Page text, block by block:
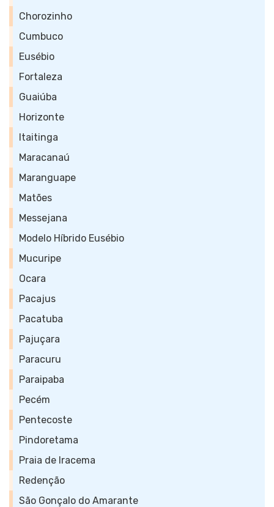
Chorozinho
Cumbuco
Eusébio
Fortaleza
Guaiúba
Horizonte
Itaitinga
Maracanaú
Maranguape
Matões
Messejana
Modelo Híbrido Eusébio
Mucuripe
Ocara
Pacajus
Pacatuba
Pajuçara
Paracuru
Paraipaba
Pecém
Pentecoste
Pindoretama
Praia de Iracema
Redenção
São Gonçalo do Amarante